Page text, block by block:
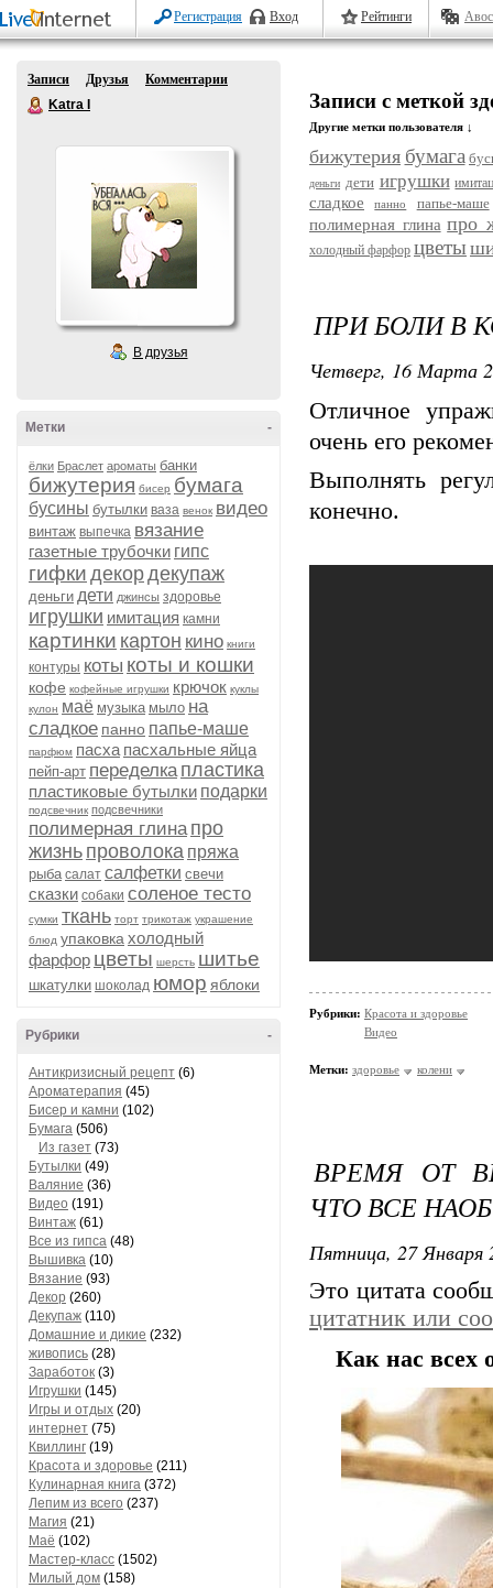
Регистрация Вход Рейтинги
Записи Друзья
Комментарии
Katra I
В друзья
-
Метки
ёлки Браслет ароматы банки
бижутерия бисер бумага
бусины бутылки ваза венок видео
винтаж выпечка вязание
газетные трубочки гипс
гифки декордекупаж
деньги дети джинсы здоровье
игрушки имитация камни
картинки картон кино книги
контуры коты коты и кошки
кофе кофейные игрушки крючок куклы
кулон маё музыка мыло на
сладкое панно папье-маше
парфюм пасха пасхальные яйца
пейп-арт переделка пластика
пластиковые бутылки подарки
подсвечник подсвечники
полимерная глина про
жизнь проволока пряжа
рыба салат салфетки свечи
сказки собаки соленое тесто
сумки ткань торт трикотаж украшение
блюд упаковка холодный
фарфор цветы шерсть шитье
шкатулки шоколад юмор яблоки
-
Рубрики
Антикризисный рецепт (6)
Ароматерапия (45)
Бисер и камни (102)
Бумага (506)
Из газет (73)
Бутылки (49)
Валяние (36)
Видео (191)
Винтаж (61)
Все из гипса (48)
Вышивка (10)
Вязание (93)
Декор (260)
Декупаж (110)
Домашние и дикие (232)
живопись (28)
Заработок (3)
Игрушки (145)
Игры и отдых (20)
интернет (75)
Квиллинг (19)
Красота и здоровье (211)
Кулинарная книга (372)
Лепим из всего (237)
Магия (21)
Маё (102)
Мастер-класс (1502)
Милый дом (158)
Записи с меткой
Другие метки пользователя ↓
бижутерия бумага
деньги дети игрушки
сладкое панно папье-маше
полимерная глина про
холодный фарфор цветы
ПРИ БОЛИ В
Четверг, 16 Марта
Отличное
очень его
Выполнять
конечно.
Рубрики: Красота и здоровье
Видео
Метки: здоровье колени
ВРЕМЯ ОТ
ЧТО ВСЕ
Пятница, 27 Января
Это цитата
цитатник или
Как нас всех